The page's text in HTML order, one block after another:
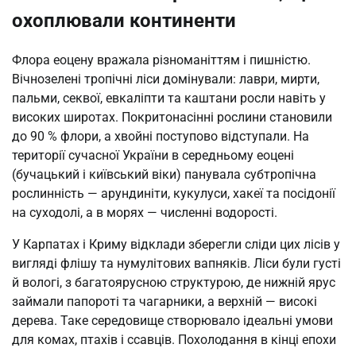
охоплювали континенти
Флора еоцену вражала різноманіттям і пишністю.
Вічнозелені тропічні ліси домінували: лаври, мирти,
пальми, секвої, евкаліпти та каштани росли навіть у
високих широтах. Покритонасінні рослини становили
до 90 % флори, а хвойні поступово відступали. На
території сучасної України в середньому еоцені
(бучацький і київський віки) панувала субтропічна
рослинність — арундиніти, кукулуси, хакеї та посідонії
на суходолі, а в морях — численні водорості.
У Карпатах і Криму відклади зберегли сліди цих лісів у
вигляді флішу та нумулітових вапняків. Ліси були густі
й вологі, з багатоярусною структурою, де нижній ярус
займали папороті та чагарники, а верхній — високі
дерева. Таке середовище створювало ідеальні умови
для комах, птахів і ссавців. Похолодання в кінці епохи